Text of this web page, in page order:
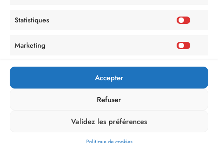
Statistiques
Marketing
Accepter
Refuser
Validez les préférences